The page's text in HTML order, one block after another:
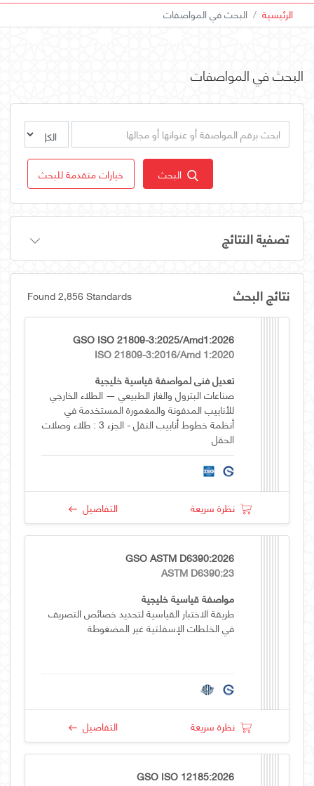
الرئيسية البحث في المواصفات
البحث في المواصفات
البحث خيارات متقدمة للبحث
تصفية النتائج
نتائج البحث Found 2,856 Standards
GSO ISO 21809-3:2025/Amd1:2026
ISO 21809-3:2016/Amd 1:2020
تعديل فني لمواصفة قياسية خليجية
صناعات البترول والغاز الطبيعي — الطلاء الخارجي
للأنابيب المدفونة والمغمورة المستخدمة في
أنظمة خطوط أنابيب النقل - الجزء 3 : طلاء وصلات
الحقل
نظرة سريعة التفاصيل
GSO ASTM D6390:2026
ASTM D6390:23
مواصفة قياسية خليجية
طريقة الاختبار القياسية لتحديد خصائص التصريف
في الخلطات الإسفلتية غير المضغوطة
نظرة سريعة التفاصيل
GSO ISO 12185:2026